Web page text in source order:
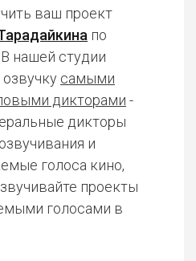
ваш проект
по
нашей студии
самыми
дикторами -
дикторы
и
голоса кино,
проекты
голосами в